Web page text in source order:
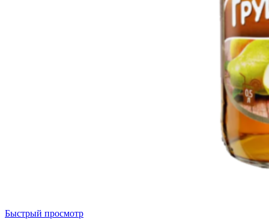
Быстрый просмотр